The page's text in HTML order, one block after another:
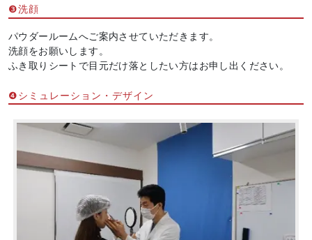
❸洗顔
パウダールームへご案内させていただきます。
洗顔をお願いします。
ふき取りシートで目元だけ落としたい方はお申し出ください。
❹シミュレーション・デザイン